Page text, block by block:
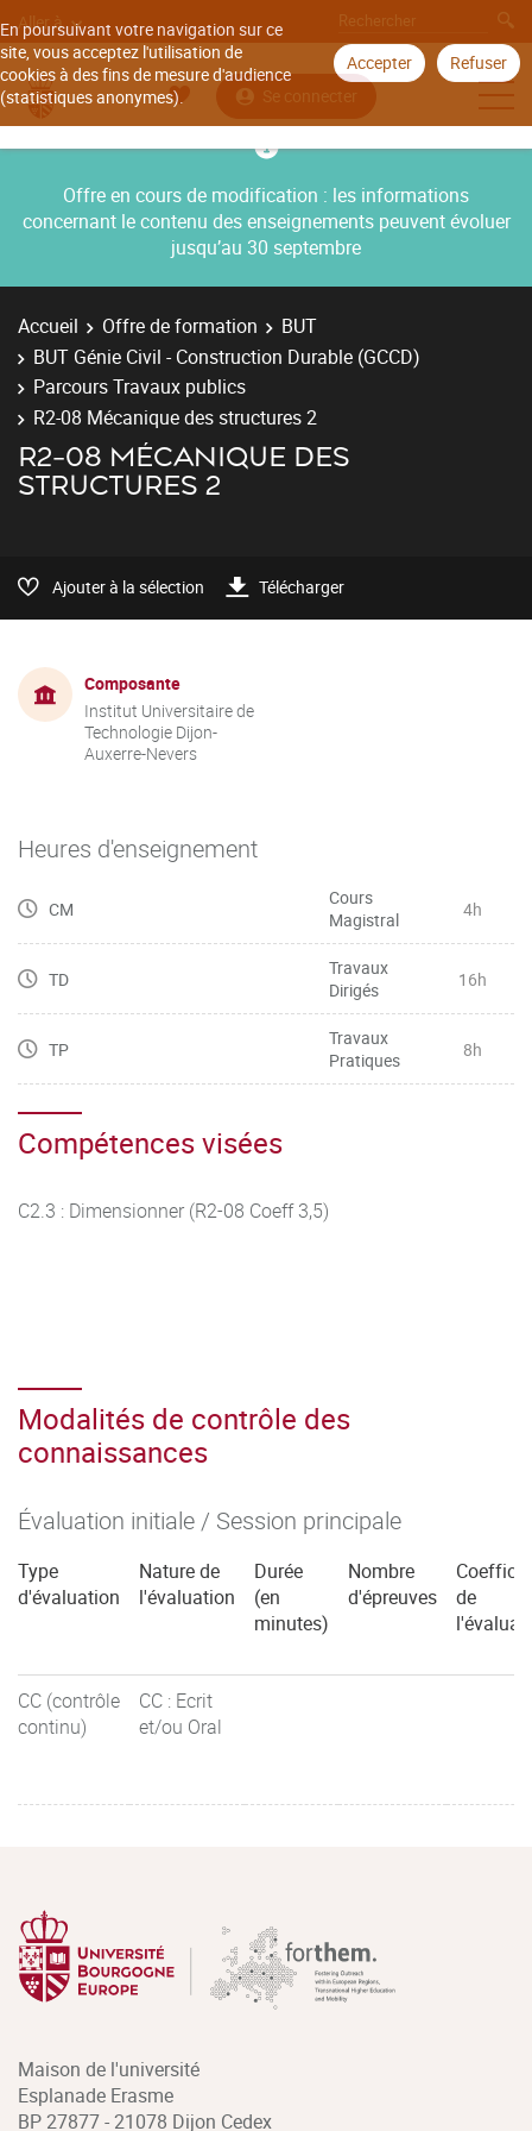
En poursuivant votre navigation sur ce
site, vous acceptez l'utilisation de
cookies à des fins de mesure d'audience
(statistiques anonymes).
Accepter Refuser
Aller à
Se connecter
Offre en cours de modification : les informations
concernant le contenu des enseignements peuvent évoluer
jusqu’au 30 septembre
Accueil Offre de formation
BUT
BUT Génie Civil - Construction Durable (GCCD)
Parcours Travaux publics
R2-08 Mécanique des structures 2
R2-08 MÉCANIQUE DES
STRUCTURES 2
Ajouter à la sélection Télécharger
Composante
Institut Universitaire de
Technologie Dijon-
Auxerre-Nevers
Heures d'enseignement
CM
Cours
Magistral
4h
TD
Travaux
Dirigés
16h
TP
Travaux
Pratiques
8h
Compétences visées
C2.3 : Dimensionner (R2-08 Coeff 3,5)
Modalités de contrôle des
connaissances
Évaluation initiale / Session principale
Type
d'évaluation
Nature de
l'évaluation
Durée
(en
minutes)
Nombre
d'épreuves
de
CC (contrôle
continu)
CC : Ecrit
et/ou Oral
Maison de l'université
Esplanade Erasme
BP 27877 - 21078 Dijon Cedex